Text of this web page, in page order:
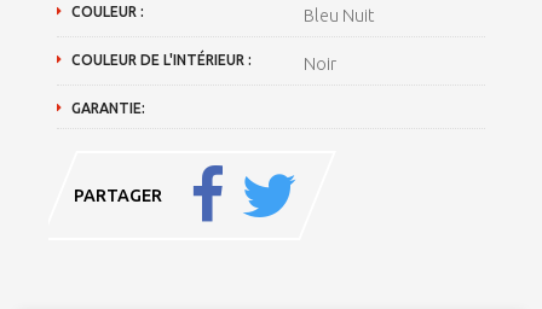
COULEUR : Bleu Nuit
COULEUR DE L'INTÉRIEUR : Noir
GARANTIE:
PARTAGER